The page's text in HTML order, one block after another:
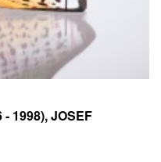
1998), JOSEF